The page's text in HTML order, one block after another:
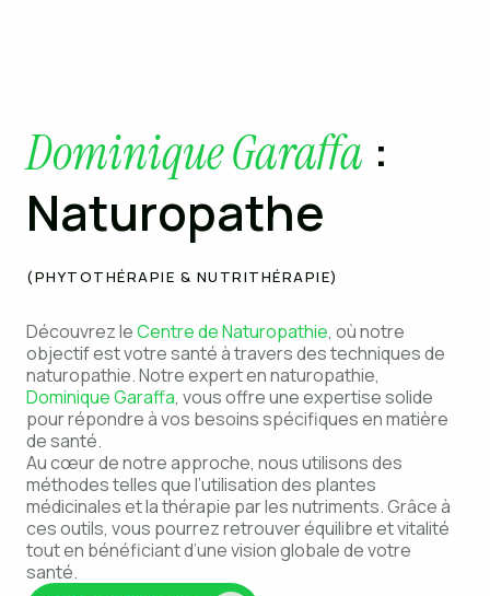
Dominique Garaffa :
Naturopathe
(PHYTOTHÉRAPIE & NUTRITHÉRAPIE)
Découvrez leCentre de Naturopathie, où notre
objectif est votre santé à travers des techniques de
naturopathie. Notre expert en naturopathie,
Dominique Garaffa, vous offre une expertise solide
pour répondre à vos besoins spécifiques en matière
de santé.
Au cœur de notre approche, nous utilisons des
méthodes telles que l’utilisation des plantes
médicinales et la thérapie par les nutriments. Grâce à
ces outils, vous pourrez retrouver équilibre et vitalité
tout en bénéficiant d’une vision globale de votre
santé.